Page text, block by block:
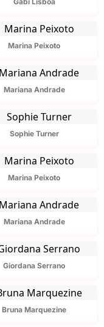
Marina Peixoto
Mariana Andrade
Sophie Turner
Marina Peixoto
Mariana Andrade
Giordana Serrano
Bruna Marquezine